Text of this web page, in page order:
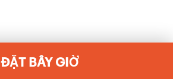
ĐẶT BÂY GIỜKhám phá khách sạn